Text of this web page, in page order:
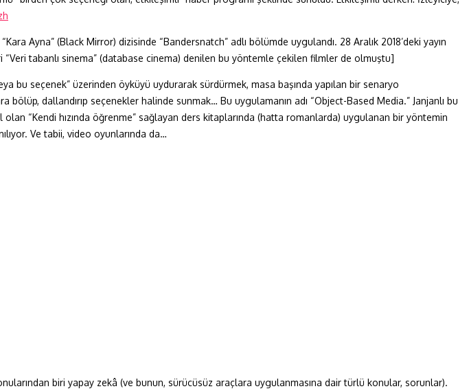
Ayna” (Black Mirror) dizisinde “Bandersnatch” adlı bölümde uygulandı. 28 Aralık 2018’deki yayın
tabanlı sinema” (database cinema) denilen bu yöntemle çekilen filmler de olmuştu]
bu seçenek” üzerinden öyküyü uydurarak sürdürmek, masa başında yapılan bir senaryo
dallandırıp seçenekler halinde sunmak… Bu uygulamanın adı “Object-Based Media.” Janjanlı bu
“Kendi hızında öğrenme” sağlayan ders kitaplarında (hatta romanlarda) uygulanan bir yöntemin
Ve tabii, video oyunlarında da…
biri yapay zekâ (ve bunun, sürücüsüz araçlara uygulanmasına dair türlü konular, sorunlar).